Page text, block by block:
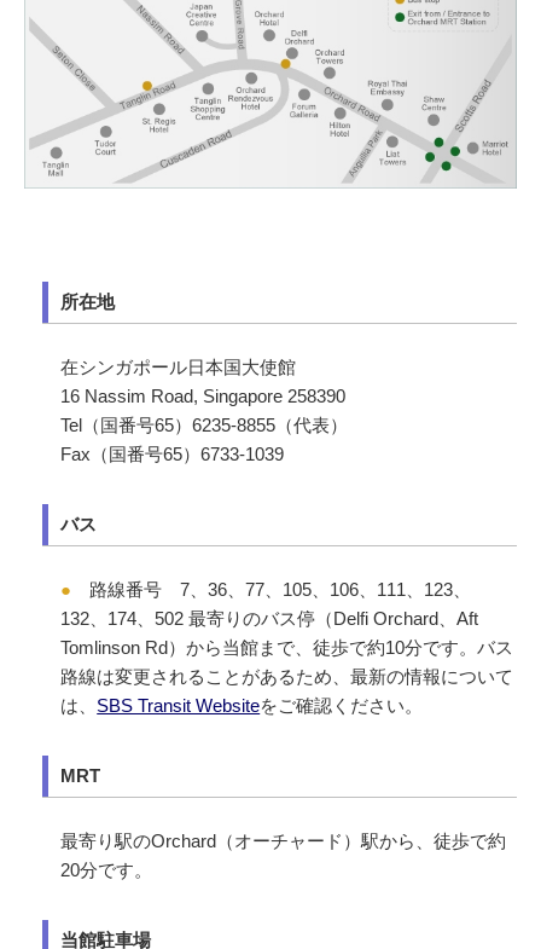
所在地
在シンガポール日本国大使館
16 Nassim Road, Singapore 258390
Tel（国番号65）6235-8855（代表）
Fax（国番号65）6733-1039
バス
● 路線番号 7、36、77、105、106、111、123、
132、174、502 最寄りのバス停（Delfi Orchard、Aft
Tomlinson Rd）から当館まで、徒歩で約10分です。バス
路線は変更されることがあるため、最新の情報について
は、 SBS Transit Websiteをご確認ください。
MRT
最寄り駅のOrchard（オーチャード）駅から、徒歩で約
20分です。
当館駐車場